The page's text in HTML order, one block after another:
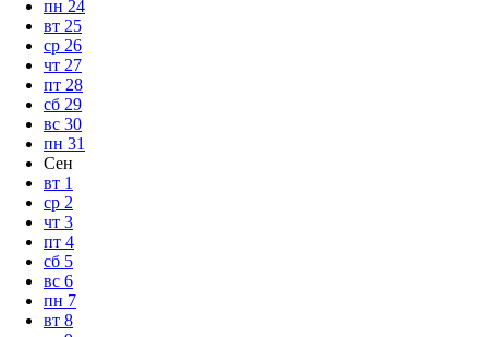
пн 24
вт 25
ср 26
чт 27
пт 28
сб 29
вс 30
пн 31
Сен
вт 1
ср 2
чт 3
пт 4
сб 5
вс 6
пн 7
вт 8